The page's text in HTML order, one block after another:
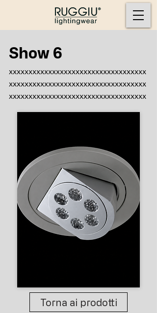
Show 6
xxxxxxxxxxxxxxxxxxxxxxxxxxxxxxxxxxx
xxxxxxxxxxxxxxxxxxxxxxxxxxxxxxxxxxx
xxxxxxxxxxxxxxxxxxxxxxxxxxxxxxxxxxx
Torna ai prodotti